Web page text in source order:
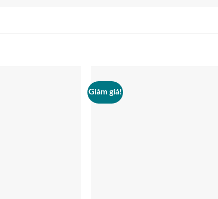
Giảm giá!